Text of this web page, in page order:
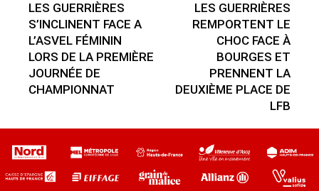
LES GUERRIÈRES
S’INCLINENT FACE A
L’ASVEL FÉMININ
LORS DE LA PREMIÈRE
JOURNÉE DE
CHAMPIONNAT
LES GUERRIÈRES
REMPORTENT LE
CHOC FACE À
BOURGES ET
PRENNENT LA
DEUXIÈME PLACE DE
LFB